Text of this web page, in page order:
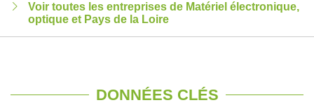
Voir toutes les entreprises de Matériel électronique,
optique et Pays de la Loire
DONNÉES CLÉS